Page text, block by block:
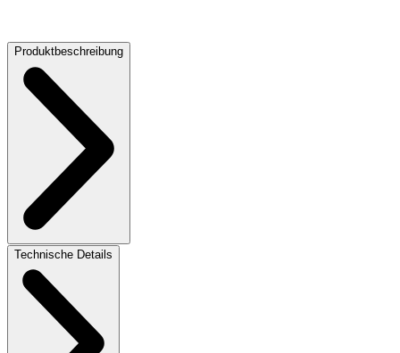
Produktbeschreibung
Technische Details